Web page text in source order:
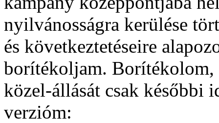
nyilvánosságra kerülése
és következtetéseire
borítékoljam. Borítékolom,
közel-állását csak későbbi
verzióm: